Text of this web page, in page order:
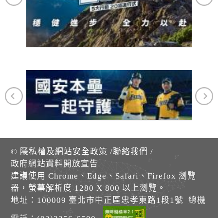
© 隱私權及網站安全政策 /聯絡我們 /
政府網站資料開放宣告
建議使用 Chrome、Edge、Safari、Firefox 瀏覽
器，螢幕解析度 1280 X 800 以上瀏覽。
地址：100009 臺北市中正區忠孝東路1段1號 總機